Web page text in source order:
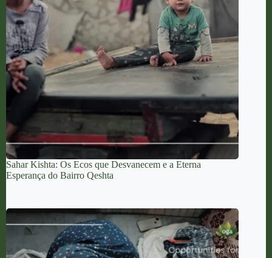
Sahar Kishta: Os Ecos que Desvanecem e a Eterna
Esperança do Bairro Qeshta